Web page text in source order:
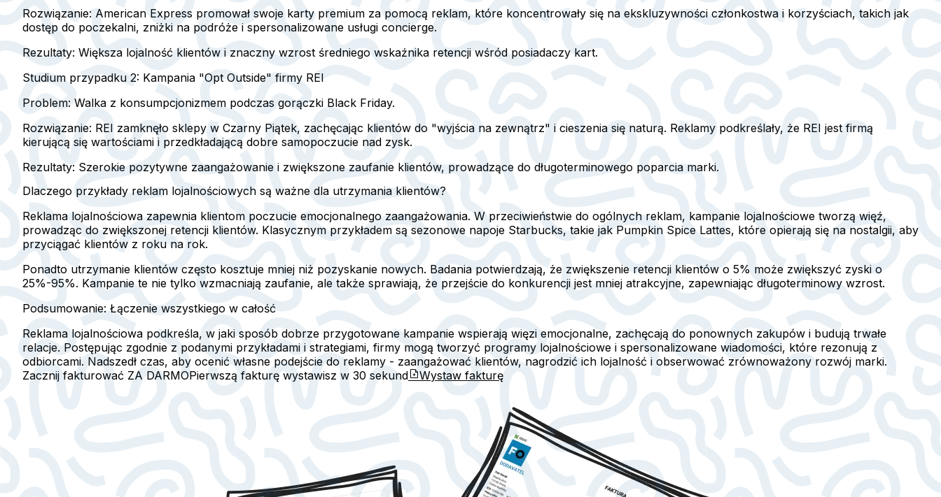
Rozwiązanie: American Express promował swoje karty premium za pomocą reklam, które koncentrowały się na ekskluzywności członkostwa i korzyściach, takich jak
dostęp do poczekalni, zniżki na podróże i spersonalizowane usługi concierge.
Rezultaty: Większa lojalność klientów i znaczny wzrost średniego wskaźnika retencji wśród posiadaczy kart.
Studium przypadku 2: Kampania "Opt Outside" firmy REI
Problem: Walka z konsumpcjonizmem podczas gorączki Black Friday.
Rozwiązanie: REI zamknęło sklepy w Czarny Piątek, zachęcając klientów do "wyjścia na zewnątrz" i cieszenia się naturą. Reklamy podkreślały, że REI jest firmą
kierującą się wartościami i przedkładającą dobre samopoczucie nad zysk.
Rezultaty: Szerokie pozytywne zaangażowanie i zwiększone zaufanie klientów, prowadzące do długoterminowego poparcia marki.
Dlaczego przykłady reklam lojalnościowych są ważne dla utrzymania klientów?
Reklama lojalnościowa zapewnia klientom poczucie emocjonalnego zaangażowania. W przeciwieństwie do ogólnych reklam, kampanie lojalnościowe tworzą więź,
prowadząc do zwiększonej retencji klientów. Klasycznym przykładem są sezonowe napoje Starbucks, takie jak Pumpkin Spice Lattes, które opierają się na nostalgii, aby
przyciągać klientów z roku na rok.
Ponadto utrzymanie klientów często kosztuje mniej niż pozyskanie nowych. Badania potwierdzają, że zwiększenie retencji klientów o 5% może zwiększyć zyski o
25%-95%. Kampanie te nie tylko wzmacniają zaufanie, ale także sprawiają, że przejście do konkurencji jest mniej atrakcyjne, zapewniając długoterminowy wzrost.
Podsumowanie: Łączenie wszystkiego w całość
Reklama lojalnościowa podkreśla, w jaki sposób dobrze przygotowane kampanie wspierają więzi emocjonalne, zachęcają do ponownych zakupów i budują trwałe
relacje. Postępując zgodnie z podanymi przykładami i strategiami, firmy mogą tworzyć programy lojalnościowe i spersonalizowane wiadomości, które rezonują z
odbiorcami. Nadszedł czas, aby ocenić własne podejście do reklamy - zaangażować klientów, nagrodzić ich lojalność i obserwować zrównoważony rozwój marki.
Zacznij fakturować ZA DARMOPierwszą fakturę wystawisz w 30 sekund Wystaw fakturę